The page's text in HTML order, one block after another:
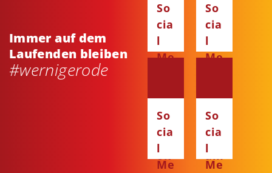
Immer auf dem
Laufenden bleiben
#wernigerode
So
cia
l
Me
ce
bo
ok
So
cia
l
Me
ta
gr
am
So
cia
l
Me
So
cia
l
Me